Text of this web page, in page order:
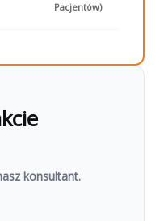
Pacjentów)
konsultant.